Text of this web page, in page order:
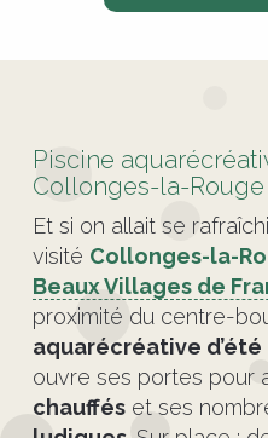
Piscine
Collonges-la-Rouge
Et si on allait se
visité Collonges-la-
Beaux Villages de
proximité du centre-
aquarécréative d’été
ouvre ses portes pour
chauffés et ses